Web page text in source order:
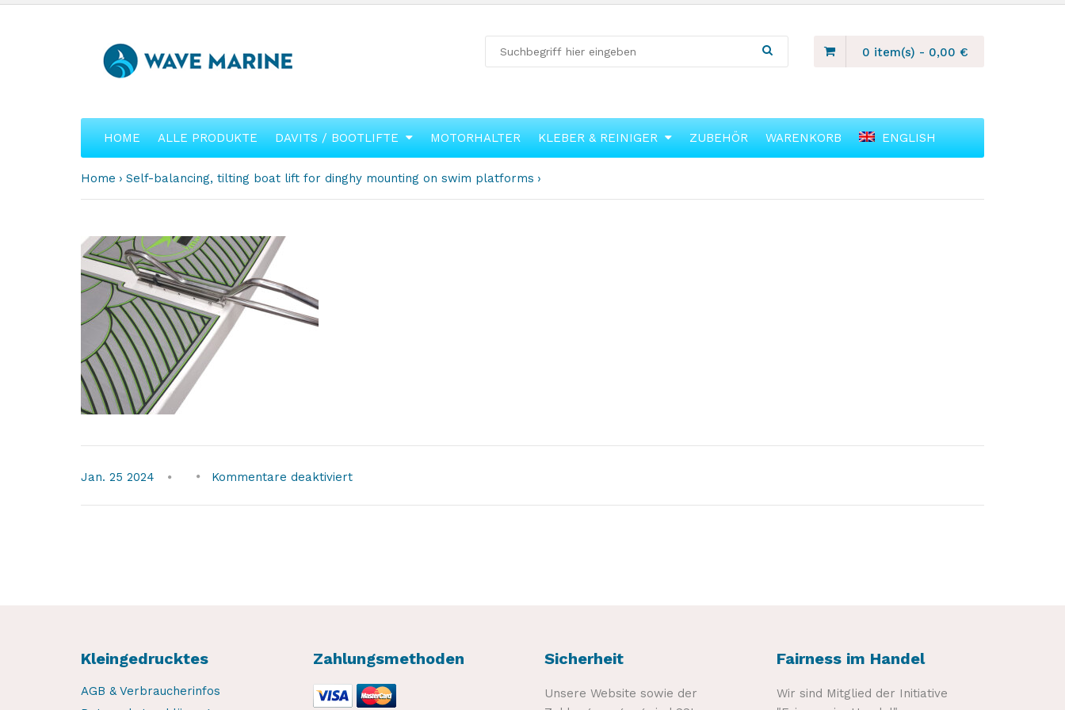
0 item(s) - 0,00 €
HOME ALLE PRODUKTE DAVITS / BOOTLIFTE MOTORHALTER KLEBER & REINIGER ZUBEHÖR WARENKORB ENGLISH
Home Self-balancing, tilting boat lift for dinghy mounting on swim platforms
Jan. 25 2024 Kommentare deaktiviertfür
Kleingedrucktes
AGB & Verbraucherinfos
Zahlungsmethoden Sicherheit
Unsere Website sowie der
Fairness im Handel
Wir sind Mitglied der Initiative